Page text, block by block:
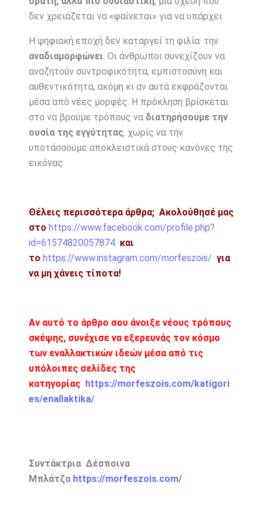
δεν χρειάζεται να «φαίνεται» για να υπάρχει.
Η ψηφιακή εποχή δεν καταργεί τη φιλία· την
αναδιαμορφώνει. Οι άνθρωποι συνεχίζουν να
αναζητούν συντροφικότητα, εμπιστοσύνη και
αυθεντικότητα, ακόμη κι αν αυτά εκφράζονται
μέσα από νέες μορφές. Η πρόκληση βρίσκεται
στο να βρούμε τρόπους να διατηρήσουμε την
ουσία της εγγύτητας, χωρίς να την
υποτάσσουμε αποκλειστικά στους κανόνες της
εικόνας.
Θέλεις περισσότερα άρθρα; Ακολούθησέ μας
στο https://www.facebook.com/profile.php?
id=61574820057874 και
το https://www.instagram.com/morfeszois/ για
να μη χάνεις τίποτα!
Αν αυτό το άρθρο σου άνοιξε νέους τρόπους
σκέψης, συνέχισε να εξερευνάς τον κόσμο
των εναλλακτικών ιδεών μέσα από τις
υπόλοιπες σελίδες της
κατηγορίας https://morfeszois.com/katigori
es/enallaktika/
Συντάκτρια Δέσποινα
Μπλάτζα https://morfeszois.com/